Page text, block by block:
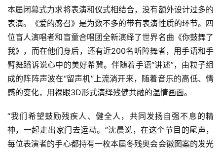
本届闭幕式力求将表演和仪式相结合，没有额外设计过多的
表演。《爱的感召》是为数不多的带有表演性质的环节。四
位盲人演唱者和盲童合唱团全新演绎了世界名曲《你鼓舞了
我》，而在他们身后，还有近200名听障舞者，用手语和手
臂舞蹈诉说心中的美好希冀。伴随着手语“讲述”，由粒子组
成的阵阵声波在“留声机”上流淌开来，随着音乐的高低、情
感的变化，用裸眼3D形式演绎残健共融的温情画面。
“我们希望鼓励残疾人、健全人，共同发扬自强不息的精
神，一起走出家门去运动。”沈晨说，在这个节目的尾声，
每位表演者的手心都持有一枚本届冬残奥会会徽图案的发光